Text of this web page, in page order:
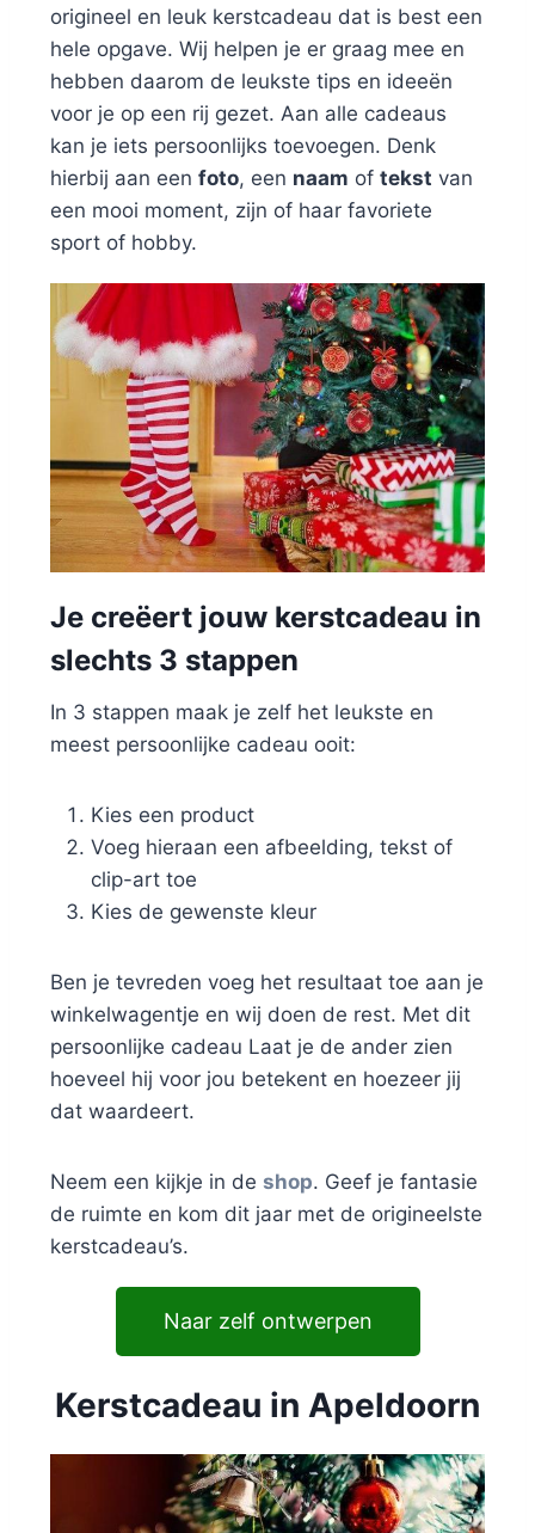
origineel en leuk kerstcadeau dat is best een
hele opgave. Wij helpen je er graag mee en
hebben daarom de leukste tips en ideeën
voor je op een rij gezet. Aan alle cadeaus
kan je iets persoonlijks toevoegen. Denk
hierbij aan een foto, een naam of tekst van
een mooi moment, zijn of haar favoriete
sport of hobby.
Je creëert jouw kerstcadeau in
slechts 3 stappen
In 3 stappen maak je zelf het leukste en
meest persoonlijke cadeau ooit:
Kies een product
Voeg hieraan een afbeelding, tekst of
clip-art toe
Kies de gewenste kleur
Ben je tevreden voeg het resultaat toe aan je
winkelwagentje en wij doen de rest. Met dit
persoonlijke cadeau Laat je de ander zien
hoeveel hij voor jou betekent en hoezeer jij
dat waardeert.
Neem een kijkje in de shop. Geef je fantasie
de ruimte en kom dit jaar met de origineelste
kerstcadeau’s.
Naar zelf ontwerpen
Kerstcadeau in Apeldoorn